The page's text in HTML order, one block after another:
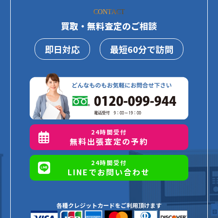
CONTACT
買取・無料査定のご相談
即日対応
最短60分で訪問
24時間受付
無料出張査定の予約
24時間受付
LINEでお問い合わせ
各種クレジットカードをご利用頂けます